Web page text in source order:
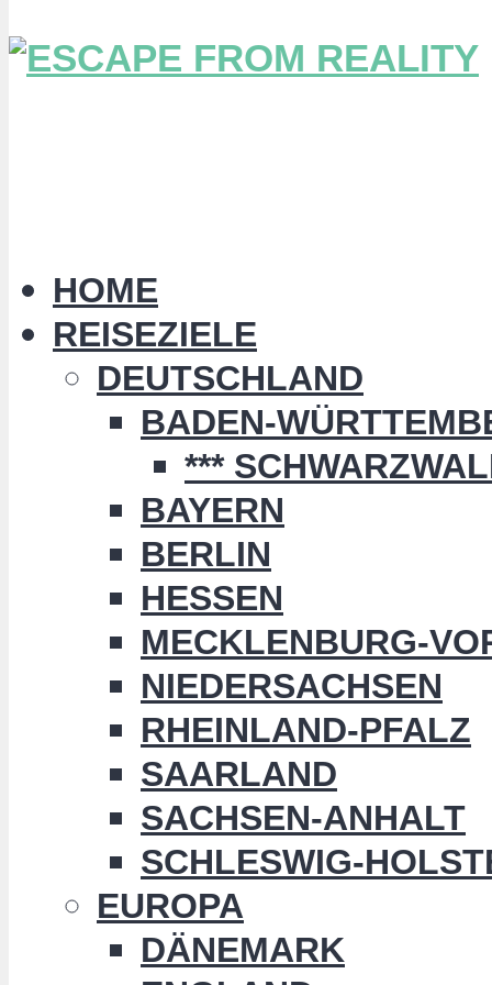
HOME
REISEZIELE
DEUTSCHLAND
BADEN-
***
BAYERN
BERLIN
HESSEN
MECKLENBURG-
NIEDERSACHSEN
RHEINLAND-PFALZ
SAARLAND
SACHSEN-ANHALT
SCHLESWIG-
EUROPA
DÄNEMARK